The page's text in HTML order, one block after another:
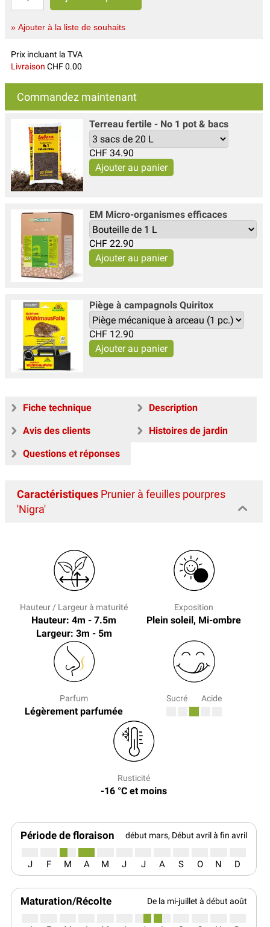
» Ajouter à la liste de souhaits
Prix incluant la TVA
Livraison CHF 0.00
Commandez maintenant
Terreau fertile - No 1 pot & bacs
CHF 34.90
EM Micro-organismes efficaces
CHF 22.90
Piège à campagnols Quiritox
CHF 12.90
Fiche technique
Description
Avis des clients
Histoires de jardin
Questions et réponses
Caractéristiques Prunier à feuilles pourpres
'Nigra'
Hauteur / Largeur à maturité
Hauteur: 4m - 7.5m
Largeur: 3m - 5m
Exposition
Plein soleil, Mi-ombre
Parfum
Légèrement parfumée
Sucré Acide
Rusticité
-16 °C et moins
Période de floraison début mars, Début avril à fin avril
J F M A M J J A S O N D
Maturation/Récolte De la mi-juillet à début août